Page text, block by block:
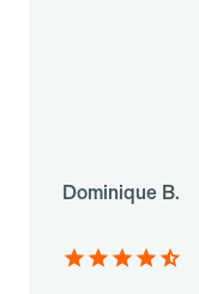
Dominique B.